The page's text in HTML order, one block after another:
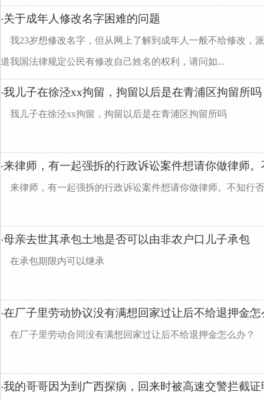
·关于成年人修改名字困难的问题
我23岁想修改名字，但从网上了解到成年人一般不给修改，
道我国法律规定公民有修改自己姓名的权利，请问如...
·我儿子在徐泾xx拘留，拘留以后是在青浦区拘留所吗
我儿子在徐泾xx拘留，拘留以后是在青浦区拘留所吗
·来律师，有一起强拆的行政诉讼案件想请你做律师
来律师，有一起强拆的行政诉讼案件想请你做律师。不知行
·母亲去世其承包土地是否可以由非农户口儿子承包
在承包期限内可以继承
·在厂子里劳动协议没有满想回家过让后不给退押金怎
在厂子里劳动合同没有满想回家过让后不给退押金怎么办？
·我的哥哥因为到广西探病，回来时被高速交警拦截